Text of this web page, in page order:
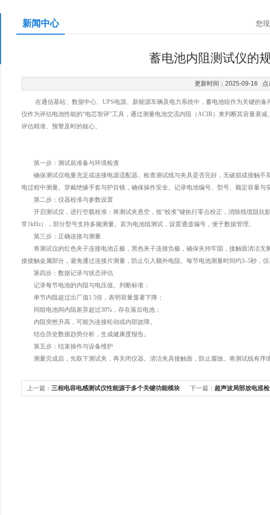
新闻中心 您
蓄电池内阻测试仪的
更新时间：2025-09-16 点
在通信基站、数据中心、UPS电源、新能源车辆及电力系统中，蓄电池组作为关键的备
仪作为评估电池性能的“电芯智评”工具，通过测量电池交流内阻（ACIR）来判断其容量衰
评估精准、预警及时的核心。
第一步：测试前准备与环境检查
确保测试仪电量充足或连接电源适配器。检查测试线与夹具是否完好，无破损或接触不
电过程中测量。穿戴绝缘手套与护目镜，确保操作安全。记录电池编号、型号、额定容量与
第二步：仪器校准与参数设置
开启测试仪，进行空载校准：将测试夹悬空，按“校准”键执行零点校正，消除线缆阻抗
常1kHz），部分型号支持多频测量。若为电池组测试，设置通道编号，便于数据管理。
第三步：正确连接与测量
将测试仪的红色夹子连接电池正极，黑色夹子连接负极，确保夹持牢固，接触面清洁无
接接触金属部分，避免通过连接片测量，防止引入额外电阻。每节电池测量时间约3–5秒，
第四步：数据记录与状态评估
记录每节电池的内阻与电压值。判断标准：
单节内阻超过出厂值1.5倍，表明容量显著下降；
同组电池间内阻差异超过30%，存在落后电池；
内阻突然升高，可能为连接松动或内部故障。
结合历史数据趋势分析，生成健康度报告。
第五步：结束操作与设备维护
测量完成后，先取下测试夹，再关闭仪器。清洁夹具接触面，防止腐蚀。将测试线有序
上一篇： 三相电容电感测试仪性能源于多个关键功能模块 下一篇： 超声波局部放电巡